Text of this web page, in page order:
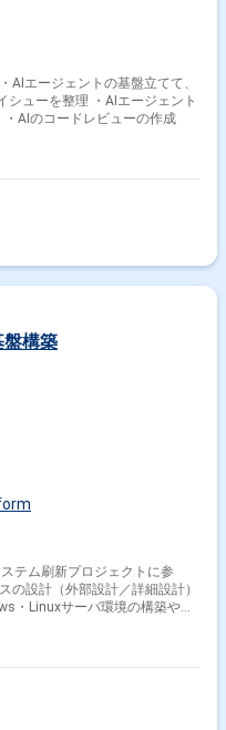
AIエージェントの基盤立てて、
シューを整理 ・AIエージェント
AIのコードレビューの作成
盤構築
テム刷新プロジェクトに参
の設計（外部設計／詳細設計）
・Linuxサーバ環境の構築や、